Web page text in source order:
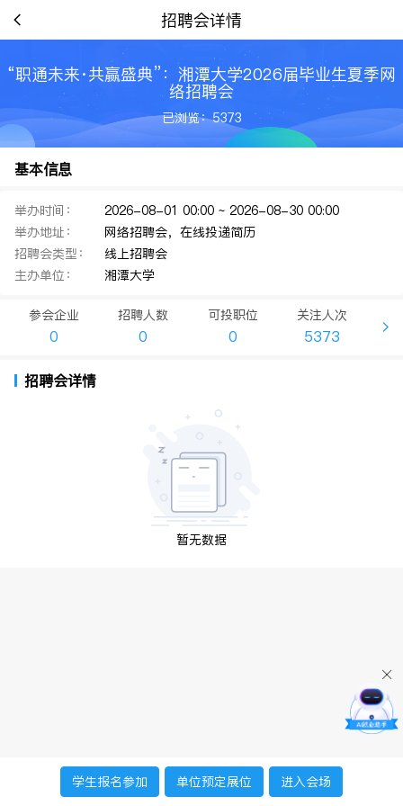
招聘会详情
“职通未来·共赢盛典”：湘潭大学2026届毕业生夏季网
络招聘会
已浏览：5373
基本信息
举办时间：
2026-08-01 00:00 ~ 2026-08-30 00:00
举办地址：
网络招聘会，在线投递简历
招聘会类型：
线上招聘会
主办单位：
湘潭大学
参会企业
0
招聘人数
0
可投职位
0
关注人次
5373
招聘会详情
暂无数据
学生报名参加 单位预定展位 进入会场